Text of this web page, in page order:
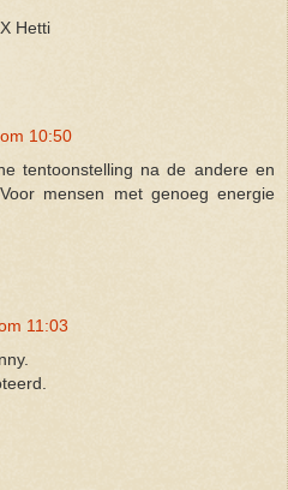
Hetti
10:50
tentoonstelling na de andere en
mensen met genoeg energie
11:03